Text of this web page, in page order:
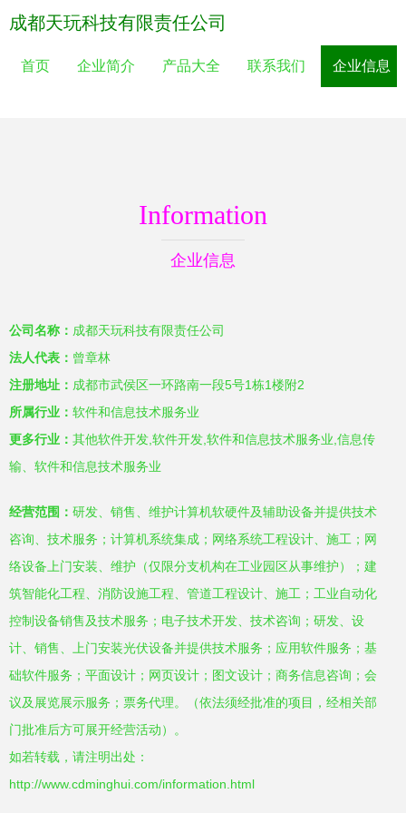
成都天玩科技有限责任公司
首页 企业简介 产品大全 联系我们 企业信息
Information
企业信息
公司名称： 成都天玩科技有限责任公司
法人代表： 曾章林
注册地址： 成都市武侯区一环路南一段5号1栋1楼附2
所属行业： 软件和信息技术服务业
更多行业： 其他软件开发,软件开发,软件和信息技术服务业,信息传
输、软件和信息技术服务业
经营范围： 研发、销售、维护计算机软硬件及辅助设备并提供技术
咨询、技术服务；计算机系统集成；网络系统工程设计、施工；网
络设备上门安装、维护（仅限分支机构在工业园区从事维护）；建
筑智能化工程、消防设施工程、管道工程设计、施工；工业自动化
控制设备销售及技术服务；电子技术开发、技术咨询；研发、设
计、销售、上门安装光伏设备并提供技术服务；应用软件服务；基
础软件服务；平面设计；网页设计；图文设计；商务信息咨询；会
议及展览展示服务；票务代理。（依法须经批准的项目，经相关部
门批准后方可展开经营活动）。
如若转载，请注明出处：
http://www.cdminghui.com/information.html